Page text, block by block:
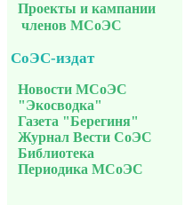
Проекты и кампании
членов МСоЭС
СоЭС-издат
Новости МСоЭС
"Экосводка"
Газета "Берегиня"
Журнал Вести СоЭС
Библиотека
Периодика МСоЭС